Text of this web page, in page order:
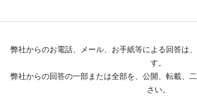
弊社からのお電話、メール、お手紙等による回答は
す。
弊社からの回答の一部または全部を、公開、転載、
さい。